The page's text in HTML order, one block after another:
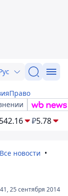
Право
542.16 ₽5.78
Все новости
25 сентября 2014